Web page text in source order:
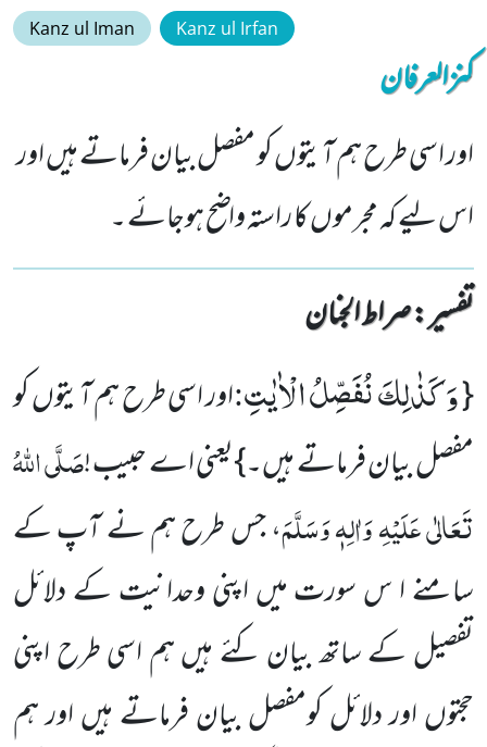
Kanz ul Iman Kanz ul Irfan
کنزالعرفان
اور اسی طرح ہم آیتوں کو مفصل بیان فرماتے ہیں اور
اس لیے کہ مجرموں کا راستہ واضح ہوجائے ۔
تفسیر : ‎صراط الجنان
{وَ كَذٰلِكَ نُفَصِّلُ الْاٰیٰتِ:اور اسی طرح ہم آیتوں کو
مفصل بیان فرماتے ہیں۔}یعنی اے حبیب !صَلَّی اللہُ
تَعَالٰی عَلَیْہِ وَاٰلِہٖ وَسَلَّمَ، جس طرح ہم نے آپ کے
سامنے ا س سورت میں اپنی وحدانیت کے دلائل
تفصیل کے ساتھ بیان کئے ہیں ہم اسی طرح اپنی
حجتوں اور دلائل کومفصل بیان فرماتے ہیں اور ہم